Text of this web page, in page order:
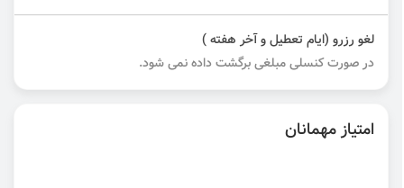
لغو رزرو (ایام تعطیل و آخر هفته )
در صورت کنسلی مبلغی برگشت داده نمی شود.
امتیاز مهمانان